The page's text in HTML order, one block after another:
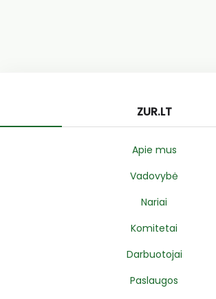
ZUR.LT
Apie mus
Vadovybė
Nariai
Komitetai
Darbuotojai
Paslaugos